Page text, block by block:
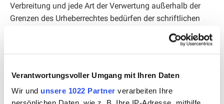
Verantwortungsvoller Umgang mit Ihren Daten
Wir und unsere 1022 Partner verarbeiten Ihre
Verbreitung und jede Art der Verwertung außerhalb der
Grenzen des Urheberrechtes bedürfen der schriftlichen
Downloads und Kopien dieser Seite sind nur für den
wurden, werden die Urheberrechte Dritter beachtet.
Insbesondere werden Inhalte Dritter als solche